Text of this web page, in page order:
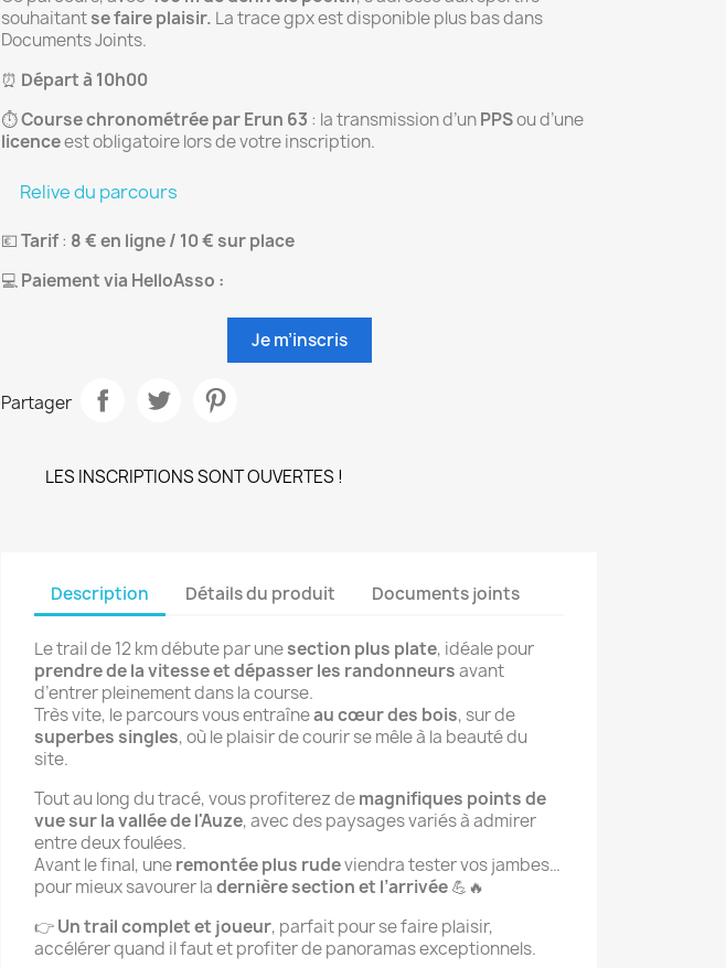
souhaitantse faire plaisir. La trace gpx est disponible plus bas dans
Documents Joints.
⏰ Départ à 10h00
⏱️Course chronométrée par Erun 63 : la transmission d’unPPSou d’une
licenceest obligatoire lors de votre inscription.
Relive du parcours
💶Tarif: 8 € en ligne / 10 € sur place
💻Paiement via HelloAsso :
Je m’inscris
Partager
LES INSCRIPTIONS SONT OUVERTES !
Description Détails du produit Documents joints
Le trail de 12 km débute par unesection plus plate, idéale pour
prendre de la vitesse et dépasser les randonneursavant
d’entrer pleinement dans la course.
Très vite, le parcours vous entraîneau cœur des bois, sur de
superbes singles, où le plaisir de courir se mêle à la beauté du
site.
Tout au long du tracé, vous profiterez demagnifiques points de
vue sur la vallée de l'Auze, avec des paysages variés à admirer
entre deux foulées.
Avant le final, uneremontée plus rudeviendra tester vos jambes…
pour mieux savourer ladernière section et l’arrivée💪🔥
👉Un trail complet et joueur, parfait pour se faire plaisir,
accélérer quand il faut et profiter de panoramas exceptionnels.